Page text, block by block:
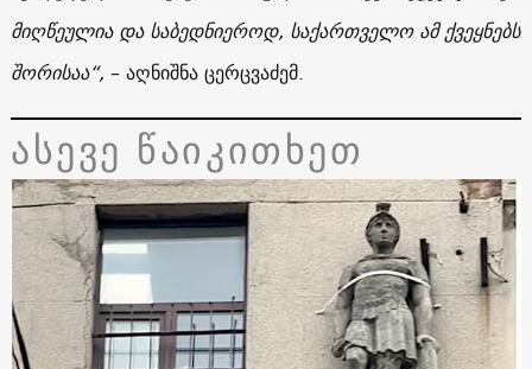
მიღწეულია და საბედნიეროდ, საქართველო ამ ქვეყნებს
შორისაა“, – აღნიშნა ცერცვაძემ.
ასევე წაიკითხეთ